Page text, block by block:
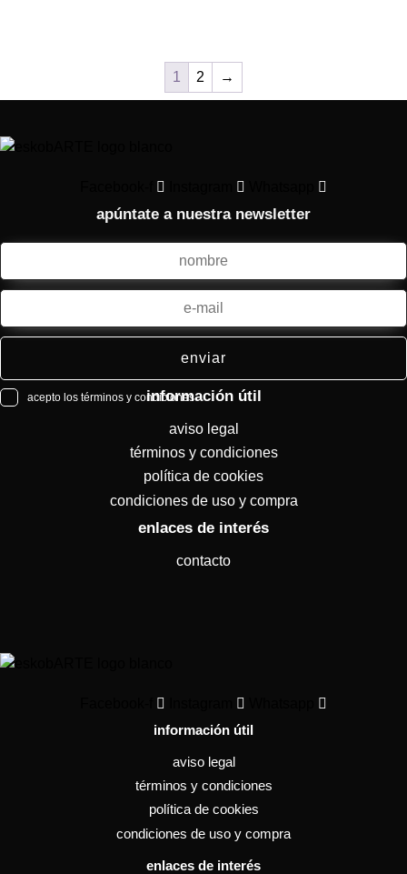
1 2 →
apúntate a nuestra newsletter
acepto los términos y condiciones
enviar
información útil
aviso legal
términos y condiciones
política de cookies
condiciones de uso y compra
enlaces de interés
contacto
información útil
aviso legal
términos y condiciones
política de cookies
condiciones de uso y compra
enlaces de interés